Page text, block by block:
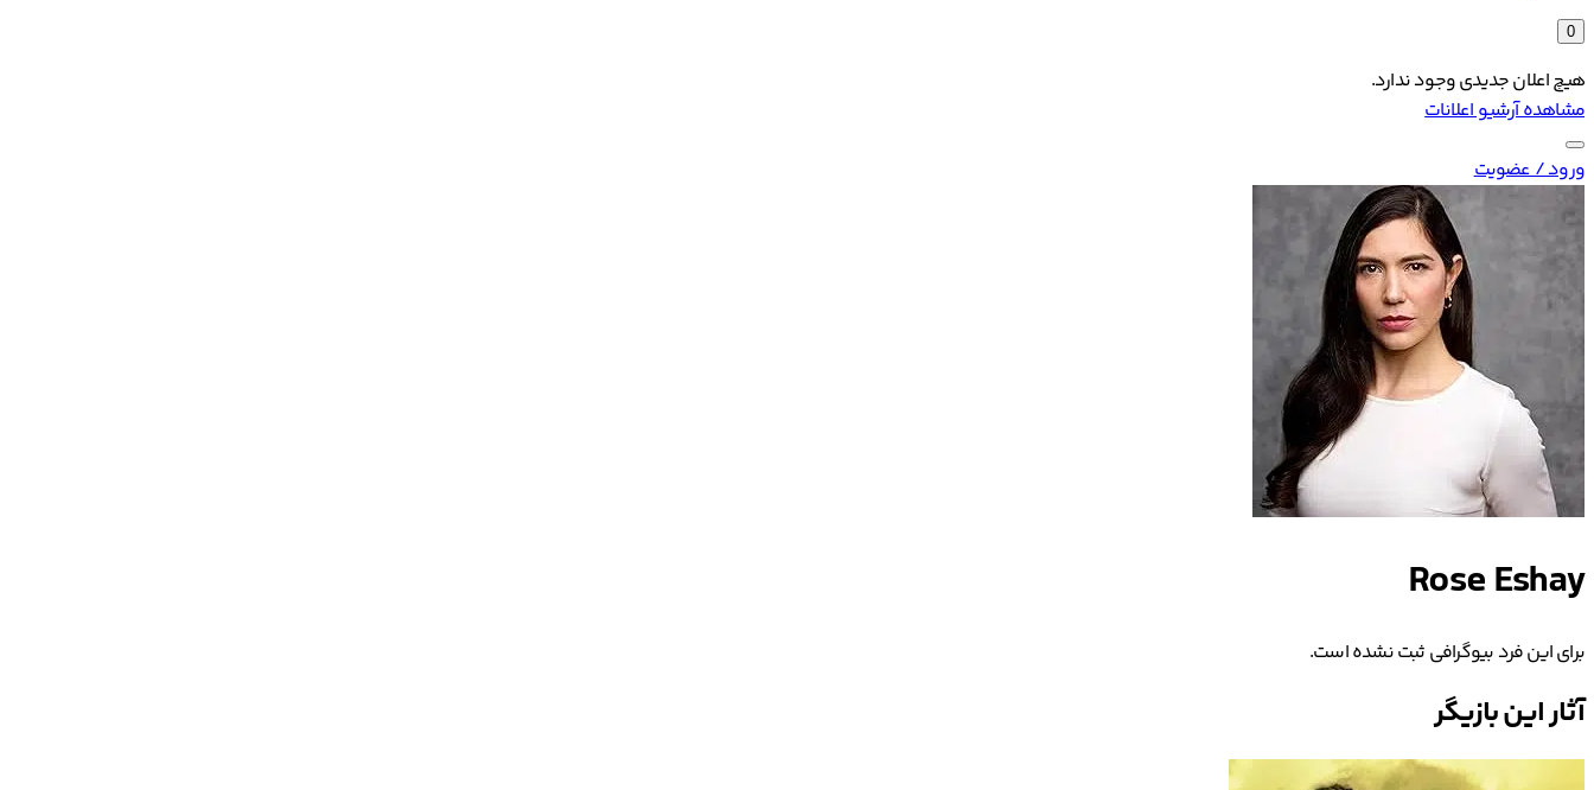
0
هیچ اعلان جدیدی وجود ندارد.
مشاهده آرشیو اعلانات
ورود / عضویت
Rose Eshay
برای این فرد بیوگرافی ثبت نشده است.
آثار این بازیگر